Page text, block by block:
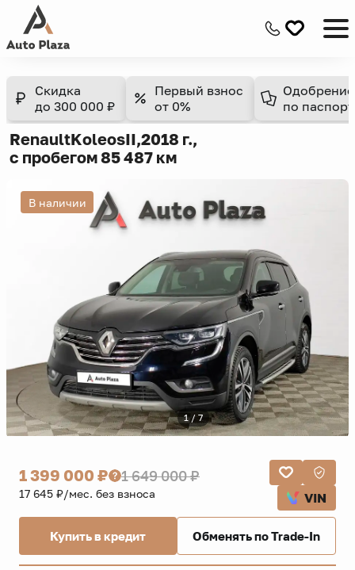
Скидка
до 300 000 ₽
Первый взнос
от 0%
Одобрение
по
RenaultKoleosII,2018 г.,
с пробегом 85 487 км
В наличии
1 / 7
1 399 000 ₽ 1 649 000 ₽
17 645 ₽/мес. без взноса VIN
Купить в кредит Обменять по Trade-In